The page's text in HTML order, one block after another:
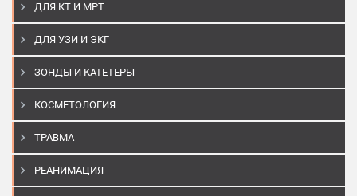
ДЛЯ КТ И МРТ
ДЛЯ УЗИ И ЭКГ
ЗОНДЫ И КАТЕТЕРЫ
КОСМЕТОЛОГИЯ
ТРАВМА
РЕАНИМАЦИЯ